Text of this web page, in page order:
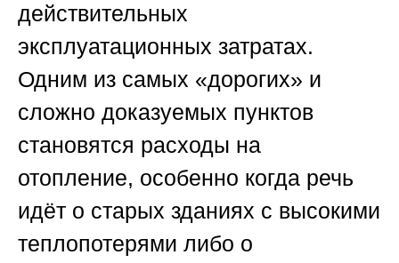
действительных
эксплуатационных затратах.
Одним из самых «дорогих» и
сложно доказуемых пунктов
становятся расходы на
отопление, особенно когда речь
идёт о старых зданиях с высокими
теплопотерями либо о